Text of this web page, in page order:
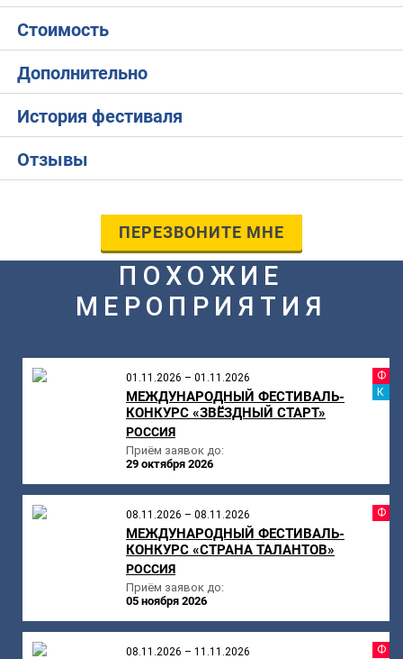
Стоимость
Дополнительно
История фестиваля
Отзывы
ПЕРЕЗВОНИТЕ МНЕ
ПОХОЖИЕ
МЕРОПРИЯТИЯ
01.11.2026 – 01.11.2026
МЕЖДУНАРОДНЫЙ ФЕСТИВАЛЬ-
КОНКУРС «ЗВЁЗДНЫЙ СТАРТ»
РОССИЯ
Приём заявок до:
29 октября 2026
08.11.2026 – 08.11.2026
МЕЖДУНАРОДНЫЙ ФЕСТИВАЛЬ-
КОНКУРС «СТРАНА ТАЛАНТОВ»
РОССИЯ
Приём заявок до:
05 ноября 2026
08.11.2026 – 11.11.2026